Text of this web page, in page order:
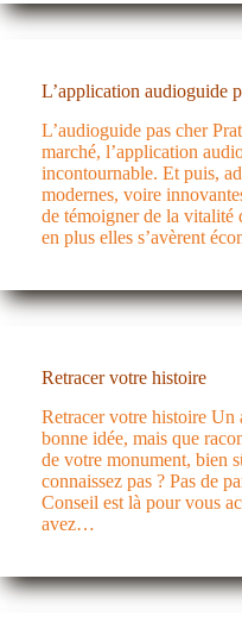
L’application audioguide
L’audioguide pas cher
marché, l’application
incontournable. Et puis,
modernes, voire
de témoigner de la vitalité
en plus elles s’avèrent
Retracer votre histoire
Retracer votre histoire Un
bonne idée, mais que
de votre monument, bien
connaissez pas ? Pas de
Conseil est là pour vous
avez…